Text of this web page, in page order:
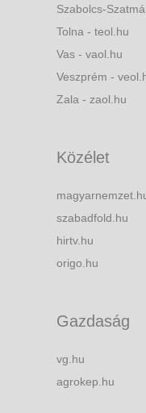
Szabolcs-
Tolna - teol.hu
Vas - vaol.hu
Veszprém -
Zala - zaol.hu
Közélet
szabadfold.hu
hirtv.hu
origo.hu
Gazdaság
vg.hu
agrokep.hu